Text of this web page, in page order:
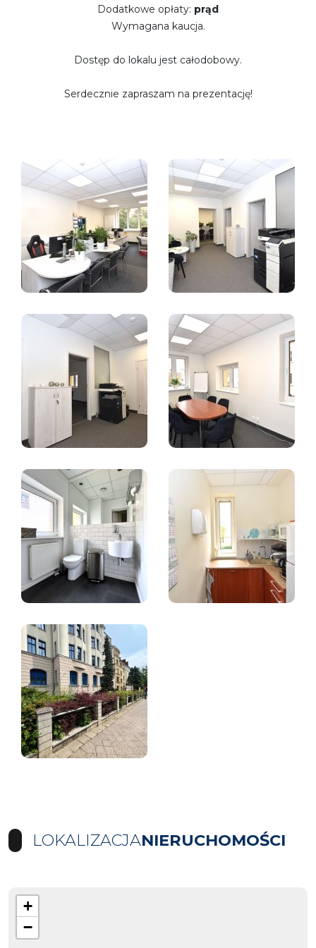
Dodatkowe opłaty: prąd
Wymagana kaucja.
Dostęp do lokalu jest całodobowy.
Serdecznie zapraszam na prezentację!
LOKALIZACJANIERUCHOMOŚCI
+
−